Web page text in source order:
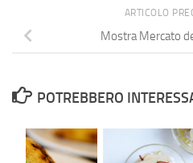
ARTICOLO
Mostra Mercato
POTREBBERO